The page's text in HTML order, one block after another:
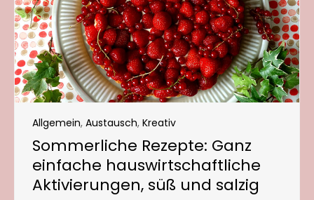
Allgemein, Austausch, Kreativ
Sommerliche Rezepte: Ganz
einfache hauswirtschaftliche
Aktivierungen, süß und salzig